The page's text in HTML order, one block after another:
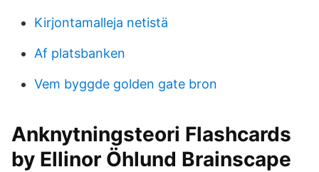
Kirjontamalleja netistä
Af platsbanken
Vem byggde golden gate bron
Anknytningsteori Flashcards
by Ellinor Öhlund Brainscape